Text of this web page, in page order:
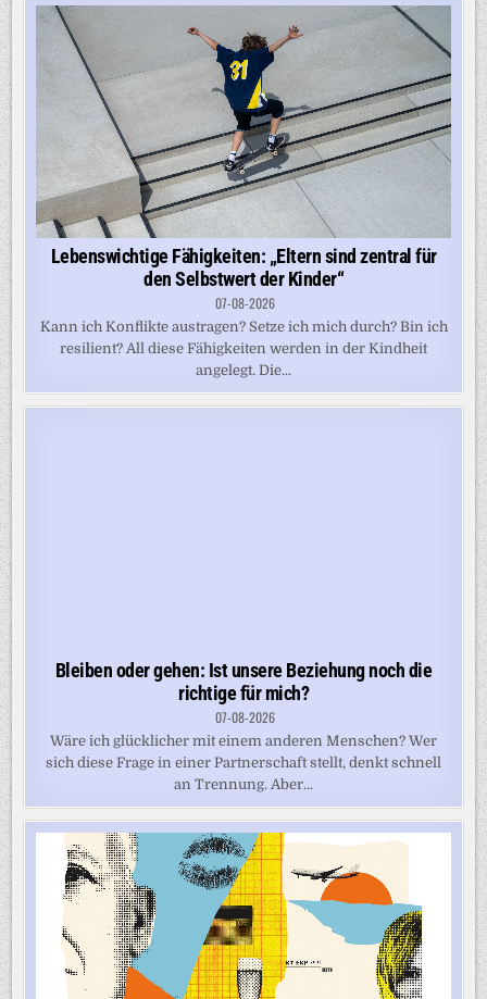
Lebenswichtige Fähigkeiten: „Eltern sind zentral für
den Selbstwert der Kinder“
07-08-2026
Kann ich Konflikte austragen? Setze ich mich durch? Bin ich
resilient? All diese Fähigkeiten werden in der Kindheit
angelegt. Die...
Bleiben oder gehen: Ist unsere Beziehung noch die
richtige für mich?
07-08-2026
Wäre ich glücklicher mit einem anderen Menschen? Wer
sich diese Frage in einer Partnerschaft stellt, denkt schnell
an Trennung. Aber...